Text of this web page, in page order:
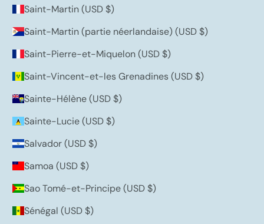
Saint-Martin (USD $)
Saint-Martin (partie néerlandaise) (USD $)
Saint-Pierre-et-Miquelon (USD $)
Saint-Vincent-et-les Grenadines (USD $)
Sainte-Hélène (USD $)
Sainte-Lucie (USD $)
Salvador (USD $)
Samoa (USD $)
Sao Tomé-et-Principe (USD $)
Sénégal (USD $)